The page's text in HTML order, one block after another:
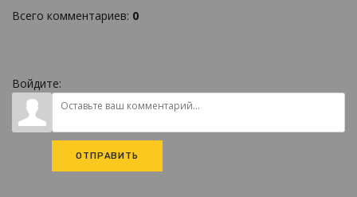
Всего комментариев: 0
Войдите:
ОТПРАВИТЬ